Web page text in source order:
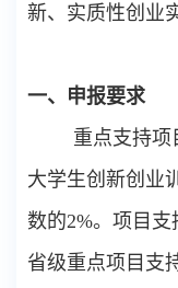
新、实质性创业
一、申报要求
重点支持项
大学生创新创业
数的2%。项目支
省级重点项目支